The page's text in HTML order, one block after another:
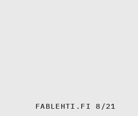
FABLEHTI.FI 8/21